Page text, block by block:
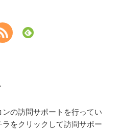
の訪問サポートを行ってい
をクリックして訪問サポー